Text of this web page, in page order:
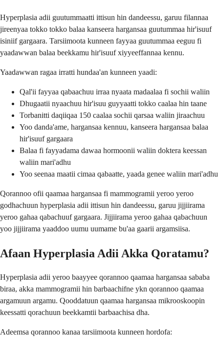
Hyperplasia adii guutummaatti ittisun hin dandeessu, garuu filannaa
jireenyaa tokko tokko balaa kanseera hargansaa guutummaa hir'isuuf
isiniif gargaara. Tarsiimoota kunneen fayyaa guutummaa eeguu fi
yaadawwan balaa beekkamu hir'isuuf xiyyeeffannaa kennu.
Yaadawwan ragaa irratti hundaa'an kunneen yaadi:
Qal'ii fayyaa qabaachuu irraa nyaata madaalaa fi sochii waliin
Dhugaatii nyaachuu hir'isuu guyyaatti tokko caalaa hin taane
Torbanitti daqiiqaa 150 caalaa sochii qarsaa waliin jiraachuu
Yoo danda'ame, hargansaa kennuu, kanseera hargansaa balaa
hir'isuuf gargaara
Balaa fi fayyadama dawaa hormoonii waliin doktera keessan
waliin mari'adhu
Yoo seenaa maatii cimaa qabaatte, yaada genee waliin mari'adhu
Qorannoo ofii qaamaa hargansaa fi mammogramii yeroo yeroo
godhachuun hyperplasia adii ittisun hin dandeessu, garuu jijjiirama
yeroo gahaa qabachuuf gargaara. Jijjiirama yeroo gahaa qabachuun
yoo jijjiirama yaaddoo uumu uumame bu'aa gaarii argamsiisa.
Afaan Hyperplasia Adii Akka Qoratamu?
Hyperplasia adii yeroo baayyee qorannoo qaamaa hargansaa sababa
biraa, akka mammogramii hin barbaachifne ykn qorannoo qaamaa
argamuun argamu. Qooddatuun qaamaa hargansaa mikrooskoopin
keessatti qorachuun beekkamtii barbaachisa dha.
Adeemsa qorannoo kanaa tarsiimoota kunneen hordofa: